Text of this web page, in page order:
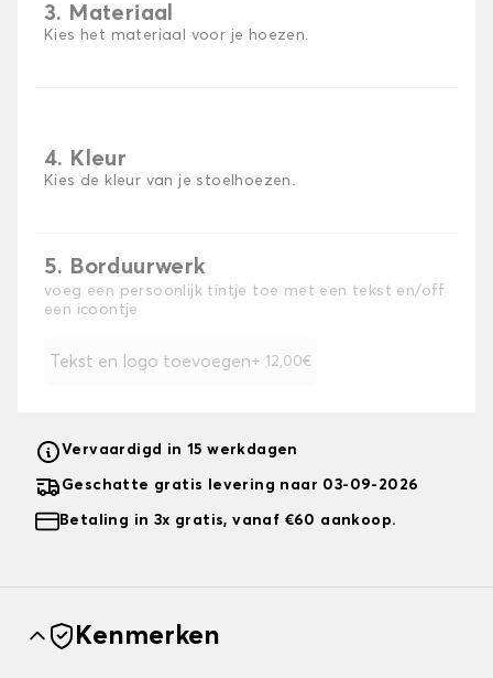
3. Materiaal
Kies het materiaal voor je hoezen.
4. Kleur
Kies de kleur van je stoelhoezen.
5. Borduurwerk
voeg een persoonlijk tintje toe met een tekst en/off
een icoontje
Tekst en logo toevoegen + 12,00€
Vervaardigd in 15 werkdagen
Geschatte gratis levering naar 03-09-2026
Betaling in 3x gratis, vanaf €60 aankoop.
Kenmerken